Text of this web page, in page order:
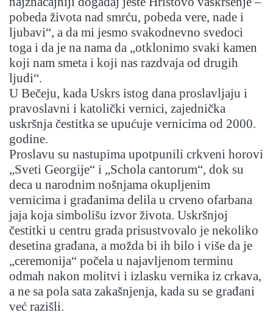
pobeda života nad smrću, pobeda vere, nade i
ljubavi“, a da mi jesmo svakodnevno svedoci
toga i da je na nama da „otklonimo svaki kamen
koji nam smeta i koji nas razdvaja od drugih
ljudi“.
U Bečeju, kada Uskrs istog dana proslavljaju i
pravoslavni i katolički vernici, zajednička
uskršnja čestitka se upućuje vernicima od 2000.
godine.
Proslavu su nastupima upotpunili crkveni horovi
„Sveti Georgije“ i „Schola cantorum“, dok su
deca u narodnim nošnjama okupljenim
vernicima i građanima delila u crveno ofarbana
jaja koja simbolišu izvor života. Uskršnjoj
čestitki u centru grada prisustvovalo je nekoliko
desetina građana, a možda bi ih bilo i više da je
„ceremonija“ počela u najavljenom terminu
odmah nakon molitvi i izlasku vernika iz crkava,
a ne sa pola sata zakašnjenja, kada su se građani
već razišli.